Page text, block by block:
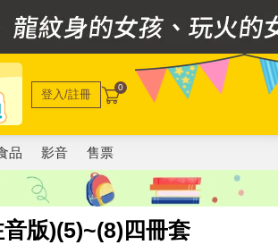
登入/註冊 0
品 影音 售票
版)(5)~(8)四冊套